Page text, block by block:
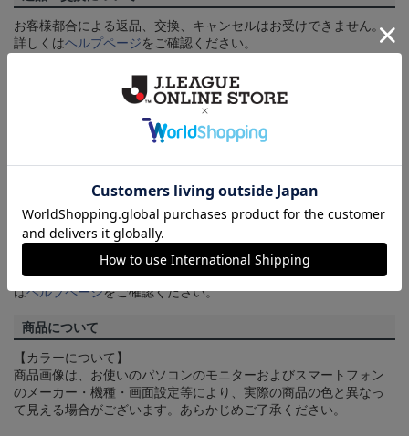
お客様都合による返品、交換、キャンセルはお受けできません。
詳しくはヘルプページをご確認ください。
ご注文の確定について
買い物かごに入れるだけでは在庫は確保されませんので、お早め
にご購入手続きをお済ませください。
3,980円（税込）以上のご注文は全国一律送料無料です。詳しくは
ヘルプページをご確認ください。
配送方法について
一部商品はメール便でのお届けとなる場合がございます。詳しく
はヘルプページをご確認ください。
商品について
【カラーについて】
商品画像は、お使いのパソコンのモニターおよびスマートフォン
のメーカー・機種・画面設定等により、実際の商品の色と異なっ
て見える場合がございます。あらかじめご了承ください。